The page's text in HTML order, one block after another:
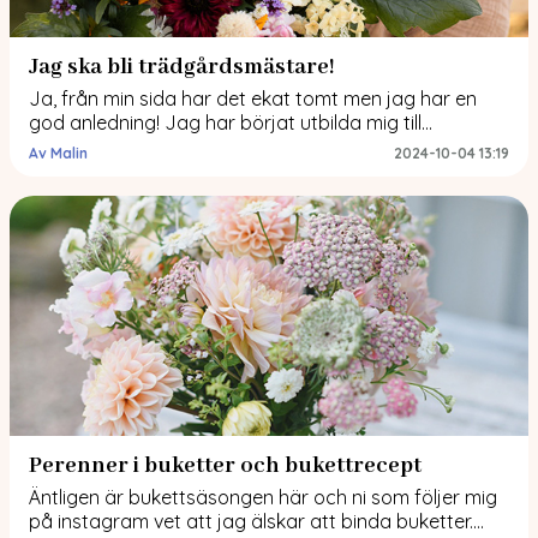
Jag ska bli trädgårdsmästare!
Ja, från min sida har det ekat tomt men jag har en
god anledning! Jag har börjat utbilda mig till
trädgårdsmästare och ni ska få veta mer! Hur gick
målbilden under min sjukskrivning och i maj fick jag
reda på att jag var antagen. Jag […]
2024-10-04 13:19
Av Malin
Perenner i buketter och bukettrecept
Äntligen är bukettsäsongen här och ni som följer mig
på instagram vet att jag älskar att binda buketter.